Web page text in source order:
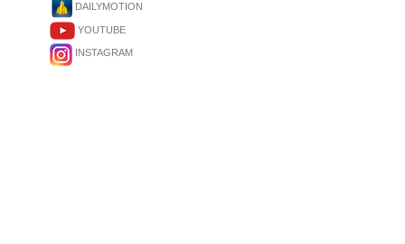
DAILYMOTION
YOUTUBE
INSTAGRAM